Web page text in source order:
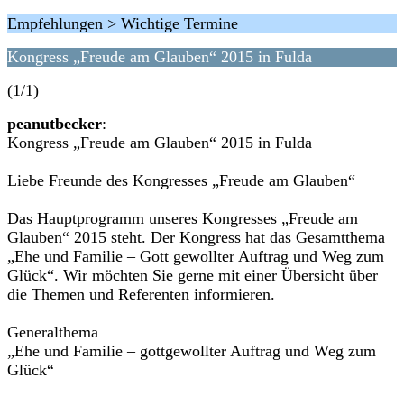
Empfehlungen > Wichtige Termine
Kongress „Freude am Glauben“ 2015 in Fulda
(1/1)
peanutbecker:
Kongress „Freude am Glauben“ 2015 in Fulda
Liebe Freunde des Kongresses „Freude am Glauben“
Das Hauptprogramm unseres Kongresses „Freude am
Glauben“ 2015 steht. Der Kongress hat das Gesamtthema
„Ehe und Familie – Gott gewollter Auftrag und Weg zum
Glück“. Wir möchten Sie gerne mit einer Übersicht über
die Themen und Referenten informieren.
Generalthema
„Ehe und Familie – gottgewollter Auftrag und Weg zum
Glück“